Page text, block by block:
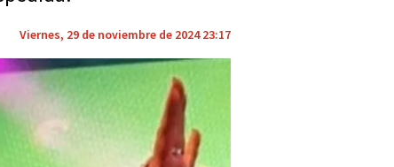
Viernes, 29 de noviembre de 2024 23:17